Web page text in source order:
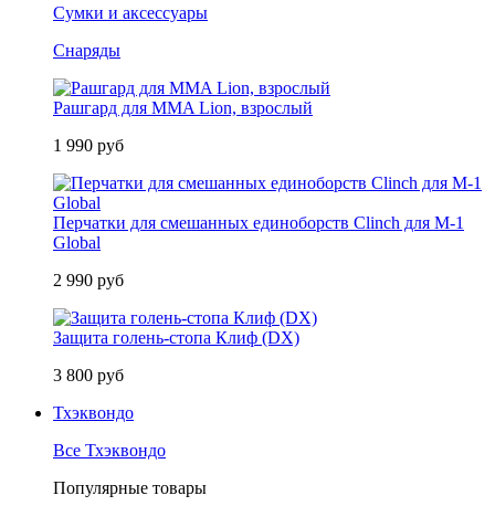
Сумки и аксессуары
Снаряды
Рашгард для MMA Lion, взрослый
1 990 руб
Перчатки для смешанных единоборств Clinch для M-1
Global
2 990 руб
Защита голень-стопа Клиф (DX)
3 800 руб
Тхэквондо
Все Тхэквондо
Популярные товары